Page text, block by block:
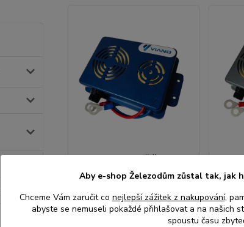
Ultrazvukový plašič do auta
na kuny, myši a potkany
VIANO OS-3 - napájení z
autobaterie
na
Aby e-shop Železodům zůstal tak, jak
Chceme Vám zaručit co nejlepší zážitek z nakupování,
abyste se nemuseli pokaždé přihlašovat a na našich
spoustu času